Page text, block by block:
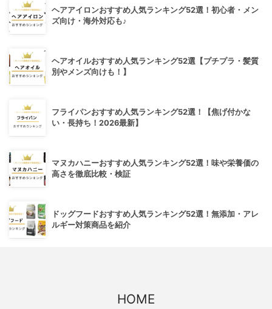
ヘアアイロンおすすめ人気ランキング52選！初心者・メン
ズ向け・海外対応も♪
ヘアオイルおすすめ人気ランキング52選【プチプラ・髪質
別やメンズ向けも！】
フライパンおすすめ人気ランキング52選！【焦げ付かな
い・長持ち！2026最新】
マヌカハニーおすすめ人気ランキング52選！味や栄養価の
高さを徹底比較・検証
ドッグフードおすすめ人気ランキング52選！無添加・アレ
ルギー対策商品を紹介
HOME